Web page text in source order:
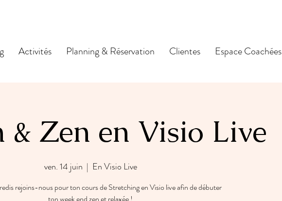
Activités Planning & Réservation Clientes Espace Coachées
& Zen en Visio Live
ven. 14 juin
  |
En Visio Live
rejoins-nous pour ton cours de Stretching en Visio live afin de débuter